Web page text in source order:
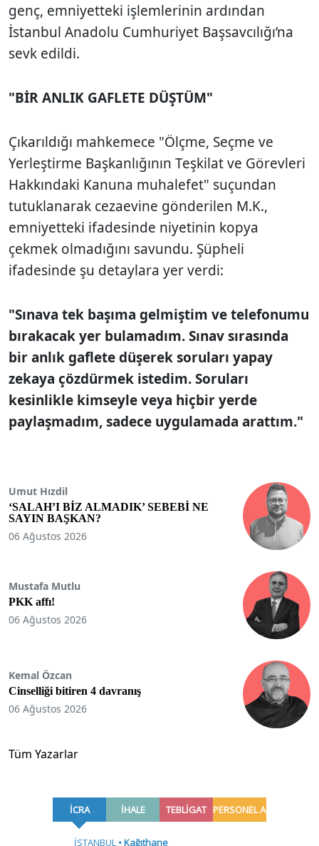
genç, emniyetteki işlemlerinin ardından
İstanbul Anadolu Cumhuriyet Başsavcılığı’na
sevk edildi.
"BİR ANLIK GAFLETE DÜŞTÜM"
Çıkarıldığı mahkemece "Ölçme, Seçme ve
Yerleştirme Başkanlığının Teşkilat ve Görevleri
Hakkındaki Kanuna muhalefet" suçundan
tutuklanarak cezaevine gönderilen M.K.,
emniyetteki ifadesinde niyetinin kopya
çekmek olmadığını savundu. Şüpheli
ifadesinde şu detaylara yer verdi:
"Sınava tek başıma gelmiştim ve telefonumu
bırakacak yer bulamadım. Sınav sırasında
bir anlık gaflete düşerek soruları yapay
zekaya çözdürmek istedim. Soruları
kesinlikle kimseyle veya hiçbir yerde
paylaşmadım, sadece uygulamada arattım."
Umut Hızdil
‘SALAH’I BİZ ALMADIK’ SEBEBİ NE
SAYIN BAŞKAN?
06 Ağustos 2026
Mustafa Mutlu
PKK affı!
06 Ağustos 2026
Kemal Özcan
Cinselliği bitiren 4 davranış
06 Ağustos 2026
Tüm Yazarlar